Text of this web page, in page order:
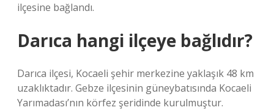
ilçesine bağlandı.
Darıca hangi ilçeye bağlıdır?
Darıca ilçesi, Kocaeli şehir merkezine yaklaşık 48 km
uzaklıktadır. Gebze ilçesinin güneybatısında Kocaeli
Yarımadası’nın körfez şeridinde kurulmuştur.